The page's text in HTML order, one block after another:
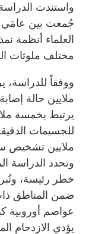
واستندت الدراسة
العلماء أنظمة
مختلف ملوثات
ملايين حالة
يرتبط بخمسة
للجسيمات
ملايين تشخيص
وتحدد الدراسة
خطر رئيسة،
ضمن المناطق
عواصم أوروبية
يؤدي الازدحام